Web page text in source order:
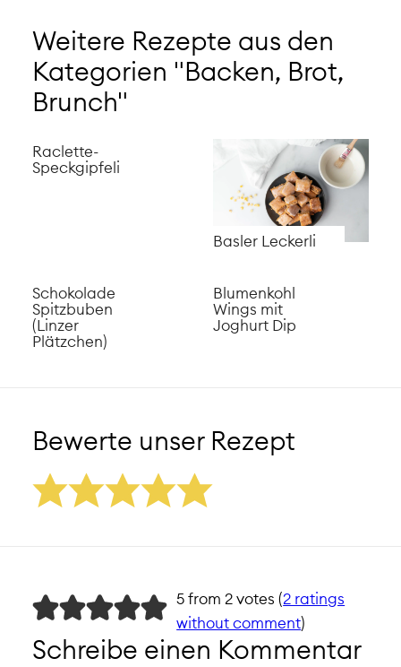
Weitere Rezepte aus den
Kategorien "Backen, Brot,
Brunch"
Raclette-
Speckgipfeli
Basler Leckerli
Schokolade
Spitzbuben
(Linzer
Plätzchen)
Blumenkohl
Wings mit
Joghurt Dip
Bewerte unser Rezept
5 from 2 votes (2 ratings
without comment)
Schreibe einen Kommentar